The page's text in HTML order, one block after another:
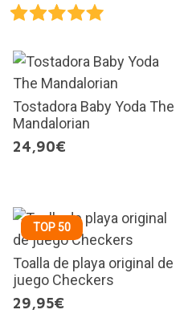
Tostadora Baby Yoda The
Mandalorian
24,90€
TOP 50
Toalla de playa original de
juego Checkers
29,95€